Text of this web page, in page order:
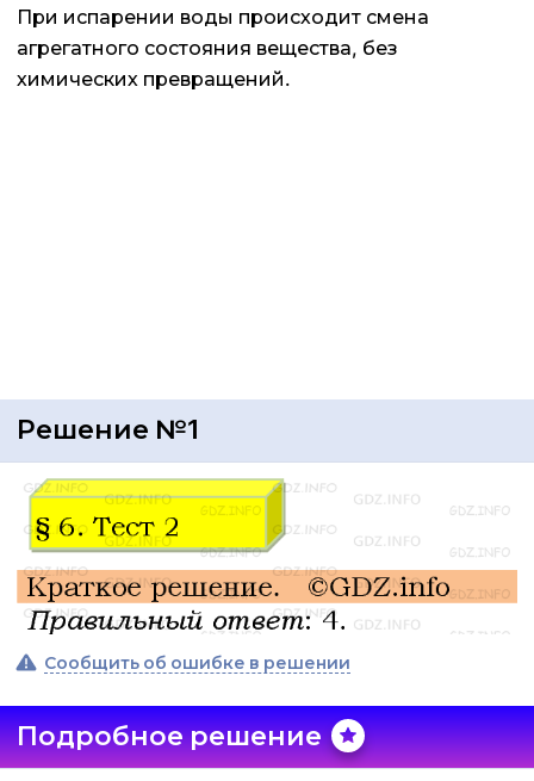
При испарении воды происходит смена
агрегатного состояния вещества, без
химических превращений.
Решение №1
Сообщить об ошибке в решении
Подробное решение